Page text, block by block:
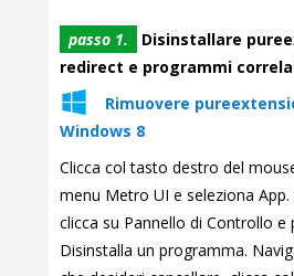
passo 1.
Disinstallare
redirect e programmi
Rimuovere
Windows 8
Clicca col tasto destro del
menu Metro UI e seleziona
clicca su Pannello di Controllo e
Disinstalla un programma.